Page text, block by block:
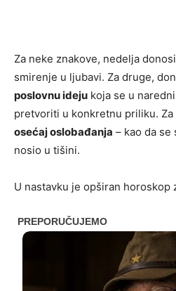
Za neke znakove, nedelja donosi
smirenje u ljubavi. Za druge,
poslovnu ideju koja se u
pretvoriti u konkretnu priliku.
osećaj oslobađanja – kao da
nosio u tišini.
U nastavku je opširan horoskop